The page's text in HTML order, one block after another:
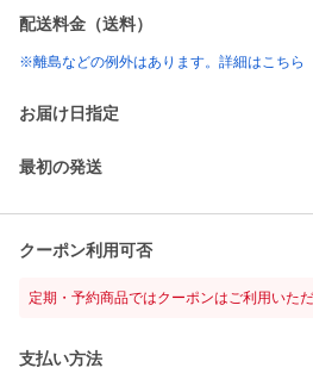
配送料金（送料）
※離島などの例外はあります。詳細はこちら
お届け日指定
最初の発送
クーポン利用可否
定期・予約商品ではクーポンはご利用いた
支払い方法